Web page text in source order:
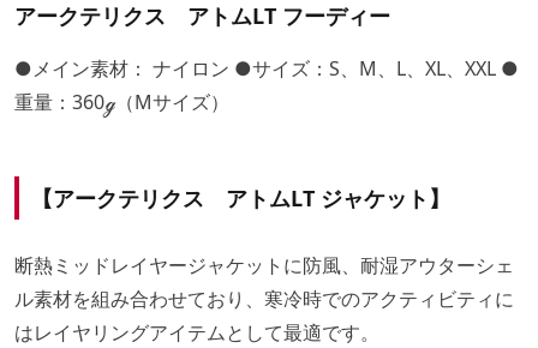
アークテリクス アトムLT フーディー
●メイン素材： ナイロン ●サイズ：S、M、L、XL、XXL ●
重量：360ℊ（Mサイズ）
【アークテリクス アトムLT ジャケット】
断熱ミッドレイヤージャケットに防風、耐湿アウターシェ
ル素材を組み合わせており、寒冷時でのアクティビティに
はレイヤリングアイテムとして最適です。